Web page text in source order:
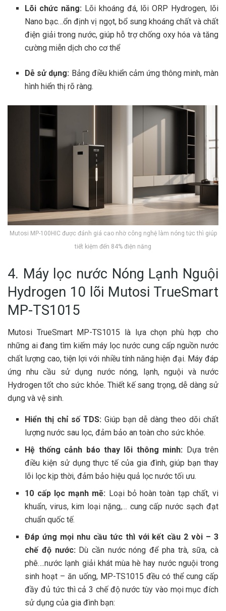
Lõi chức năng​: Lõi khoáng đá, lõi ORP Hydrogen, lõi
Nano bạc…ổn định vị ngọt, bổ sung khoáng chất và chất
điện giải trong nước, giúp hỗ trợ chống oxy hóa và tăng
cường miễn dịch cho cơ thể​
Dễ sử dụng: Bảng điều khiển cảm ứng thông minh, màn
hình hiển thị rõ ràng.
Mutosi MP-100HIC được đánh giá cao nhờ công nghệ làm nóng tức thì giúp
tiết kiệm đến 84% điện năng
4. Máy lọc nước Nóng Lạnh Nguội
Hydrogen 10 lõi Mutosi TrueSmart
MP-TS1015
Mutosi TrueSmart MP-TS1015 là lựa chọn phù hợp cho
những ai đang tìm kiếm máy lọc nước cung cấp nguồn nước
chất lượng cao, tiện lợi với nhiều tính năng hiện đại. Máy đáp
ứng nhu cầu sử dụng nước nóng, lạnh, nguội và nước
Hydrogen tốt cho sức khỏe. Thiết kế sang trọng, dễ dàng sử
dụng và vệ sinh.
Hiển thị chỉ số TDS:Giúp bạn dễ dàng theo dõi chất
lượng nước sau lọc, đảm bảo an toàn cho sức khỏe.
Hệ thống cảnh báo thay lõi thông minh: Dựa trên
điều kiện sử dụng thực tế của gia đình, giúp bạn thay
lõi lọc kịp thời, đảm bảo hiệu quả lọc nước tối ưu.
10 cấp lọc mạnh mẽ: Loại bỏ hoàn toàn tạp chất, vi
khuẩn, virus, kim loại nặng,… cung cấp nước sạch đạt
chuẩn quốc tế.
Đáp ứng mọi nhu cầu tức thì với kết cầu 2 vòi – 3
chế độ nước: Dù cần nước nóng để pha trà, sữa, cà
phê….nước lạnh giải khát mùa hè hay nước nguội trong
sinh hoạt – ăn uống, MP-TS1015 đều có thể cung cấp
đầy đủ tức thì cả 3 chế độ nước tùy vào mọi mục đích
sử dụng của gia đình bạn: